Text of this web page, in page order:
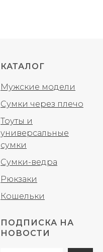
КАТАЛОГ
Мужские модели
Сумки через плечо
Тоуты и
универсальные
сумки
Сумки-ведра
Рюкзаки
Кошельки
ПОДПИСКА НА
НОВОСТИ